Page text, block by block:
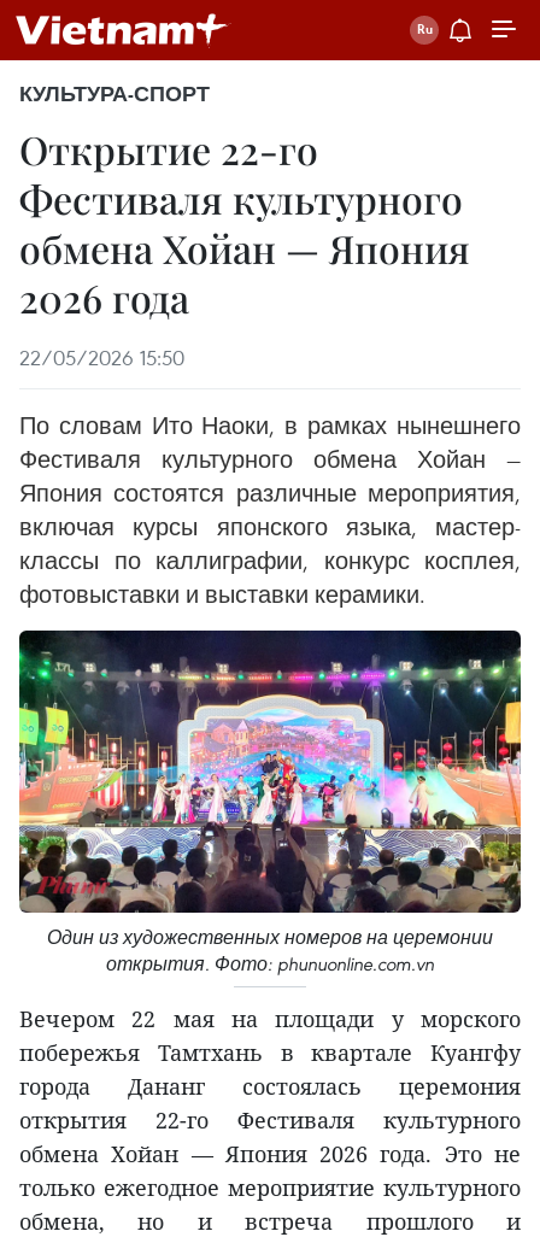
КУЛЬТУРА-СПОРТ
Открытие 22-го
Фестиваля культурного
обмена Хойан — Япония
2026 года
22/05/2026 15:50
По словам Ито Наоки, в рамках нынешнего
Фестиваля культурного обмена Хойан —
Япония состоятся различные мероприятия,
включая курсы японского языка, мастер-
классы по каллиграфии, конкурс косплея,
фотовыставки и выставки керамики.
Один из художественных номеров на церемонии
открытия. Фото: phunuonline.com.vn
Вечером 22 мая на площади у морского
побережья Тамтхань в квартале Куангфу
города Дананг состоялась церемония
открытия 22-го Фестиваля культурного
обмена Хойан — Япония 2026 года. Это не
только ежегодное мероприятие культурного
обмена, но и встреча прошлого и